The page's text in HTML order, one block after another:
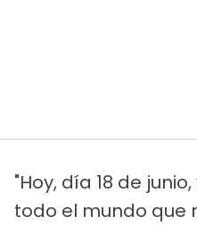
"Hoy, día 18 de
todo el mundo que